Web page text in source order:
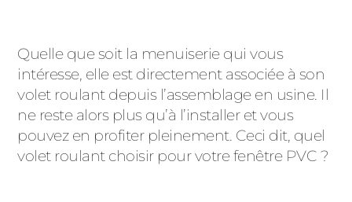
Quelle que soit la menuiserie qui vous
intéresse, elle est directement associée à son
volet roulant depuis l’assemblage en usine. Il
ne reste alors plus qu’à l’installer et vous
pouvez en profiter pleinement. Ceci dit, quel
volet roulant choisir pour votre fenêtre PVC ?